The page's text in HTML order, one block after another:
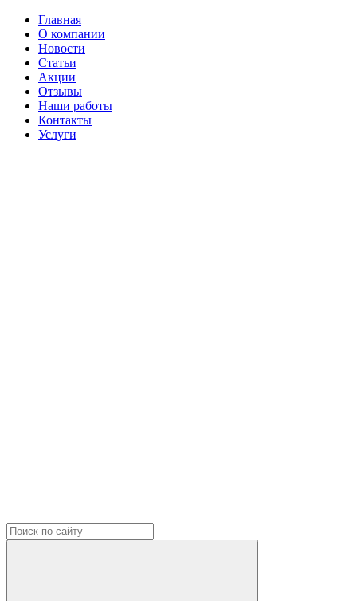
Главная
О компании
Новости
Статьи
Акции
Отзывы
Наши работы
Контакты
Услуги